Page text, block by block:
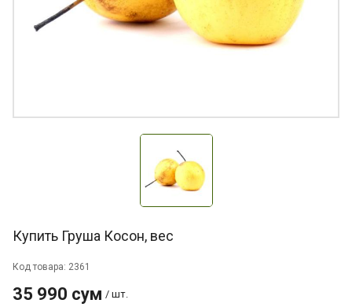
Купить Груша Косон, вес
Код товара: 2361
35 990 сум / шт.